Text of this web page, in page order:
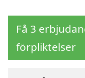
Få 3
förpliktelser